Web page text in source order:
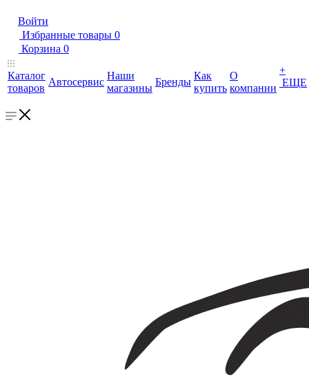
Войти
Избранные товары 0
Корзина 0
Каталог
товаров
Автосервис
Наши
магазины
Бренды
Как
купить
О
компании
+
ЕЩЕ